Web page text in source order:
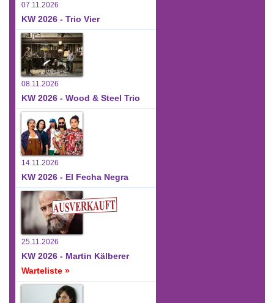
07.11.2026
KW 2026 - Trio Vier
08.11.2026
KW 2026 - Wood & Steel Trio
14.11.2026
KW 2026 - El Fecha Negra
25.11.2026
KW 2026 - Martin Kälberer
Warteliste »